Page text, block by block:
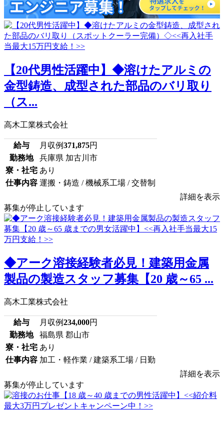
【20代男性活躍中】◆溶けたアルミの
金型鋳造、成型された部品のバリ取り
（ス...
高木工業株式会社
給与 月収例371,875円
勤務地
兵庫県 加古川市
寮・社宅 あり
仕事内容 運搬・鋳造 / 機械系工場 / 交替制
詳細を表示
募集が停止しています
◆アーク溶接経験者必見！建築用金属
製品の製造スタッフ募集【20 歳～65 ...
高木工業株式会社
給与 月収例234,000円
勤務地
福島県 郡山市
寮・社宅 あり
仕事内容 加工・軽作業 / 建築系工場 / 日勤
詳細を表示
募集が停止しています